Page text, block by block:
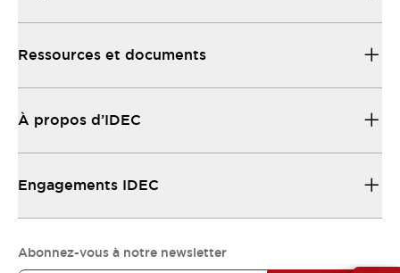
Ressources et documents
À propos d’IDEC
Engagements IDEC
Abonnez-vous à notre newsletter